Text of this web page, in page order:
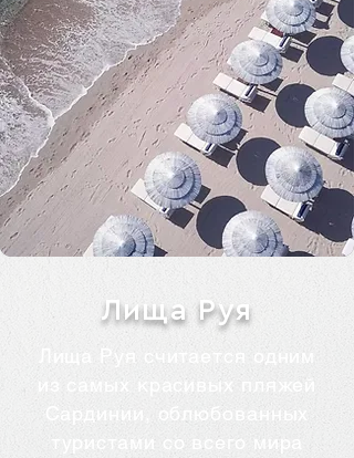
Лища Руя
Лища Руя считается одним
из самых красивых пляжей
Сардинии, облюбованных
туристами со всего мира